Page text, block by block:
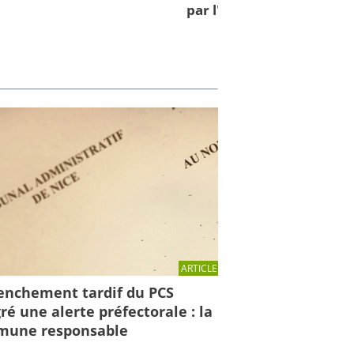
par l'IRMa et la mission
ARTICLE
tardif du PCS
une alerte préfectorale : la
responsable